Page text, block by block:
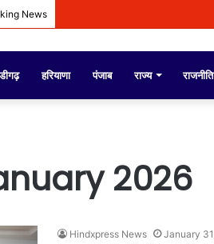
News
हरियाणा पंजाब राज्य राजनीति
2026
Hindxpress News January